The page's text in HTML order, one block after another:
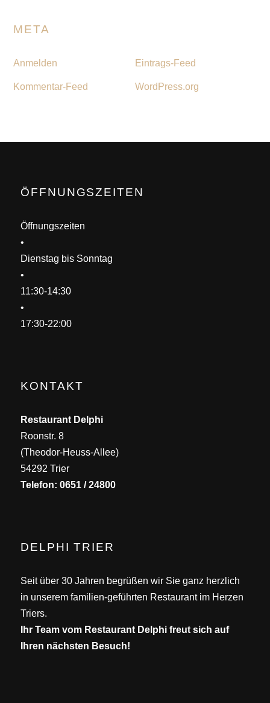
META
Anmelden Eintrags-Feed
Kommentar-Feed WordPress.org
ÖFFNUNGSZEITEN
Öffnungszeiten
•
Dienstag bis Sonntag
•
11:30-14:30
•
17:30-22:00
KONTAKT
Restaurant Delphi
Roonstr. 8
(Theodor-Heuss-Allee)
54292 Trier
Telefon: 0651 / 24800
DELPHI TRIER
Seit über 30 Jahren begrüßen wir Sie ganz herzlich
in unserem familien-geführten Restaurant im Herzen
Triers.
Ihr Team vom Restaurant Delphi freut sich auf
Ihren nächsten Besuch!